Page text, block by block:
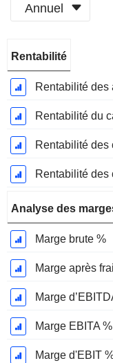
Annuel
Fiscale:
Juin
Rentabilité
Rentabilité des
Rentabilité du
Rentabilité des
Rentabilité des
Analyse des
Marge brute %
Marge
Marge EBITA %
Marge d'EBIT